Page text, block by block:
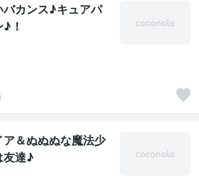
カンス♪キュアパ
！
＆ぬぬぬな魔法少
友達♪